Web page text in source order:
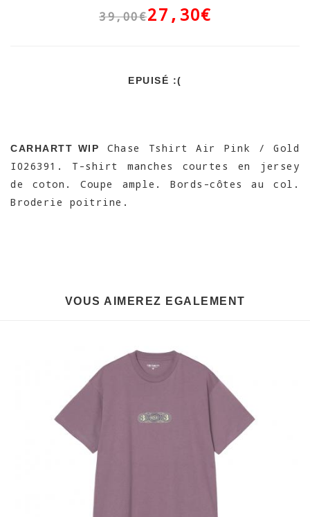
39,00€27,30€
EPUISÉ :(
CARHARTT WIP
Chase Tshirt Air Pink / Gold
I026391. T-shirt manches courtes en jersey
de coton. Coupe ample. Bords-côtes au col.
Broderie poitrine.
VOUS AIMEREZ EGALEMENT